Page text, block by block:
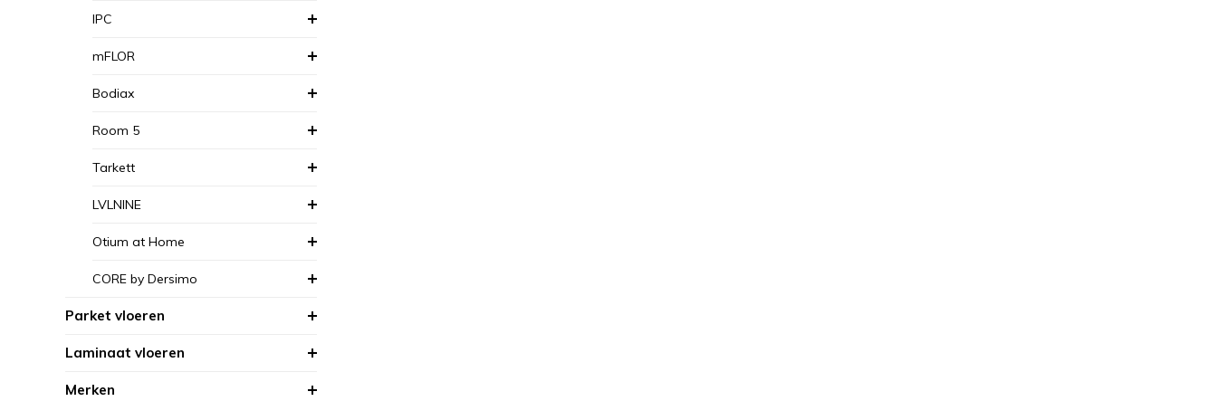
IPC
mFLOR
Bodiax
Room 5
Tarkett
LVLNINE
Otium at Home
CORE by Dersimo
Parket vloeren
Laminaat vloeren
Merken